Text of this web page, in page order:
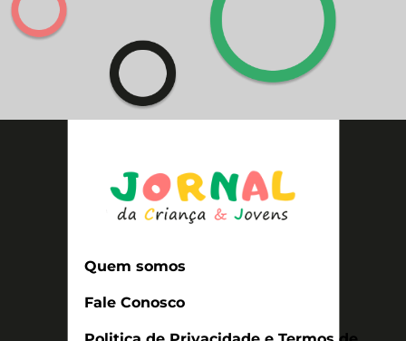
Quem somos
Fale Conosco